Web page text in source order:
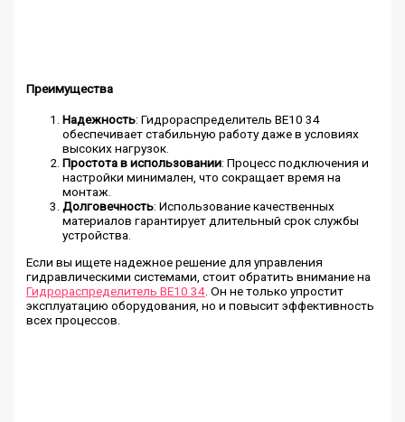
Преимущества
Надежность: Гидрораспределитель ВЕ10 34
обеспечивает стабильную работу даже в условиях
высоких нагрузок.
Простота в использовании: Процесс подключения и
настройки минимален, что сокращает время на
монтаж.
Долговечность: Использование качественных
материалов гарантирует длительный срок службы
устройства.
Если вы ищете надежное решение для управления
гидравлическими системами, стоит обратить внимание на
Гидрораспределитель ВЕ10 34 . Он не только упростит
эксплуатацию оборудования, но и повысит эффективность
всех процессов.